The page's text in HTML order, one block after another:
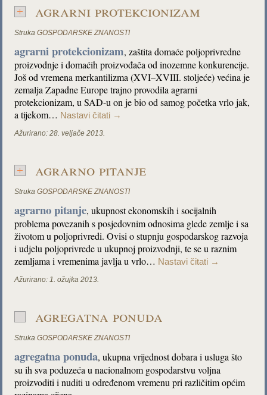
agrarni protekcionizam
Struka GOSPODARSKE ZNANOSTI
agrarni protekcionizam, zaštita domaće poljoprivredne
proizvodnje i domaćih proizvođača od inozemne konkurencije.
Još od vremena merkantilizma (XVI–XVIII. stoljeće) većina je
zemalja Zapadne Europe trajno provodila agrarni
protekcionizam, u SAD-u on je bio od samog početka vrlo jak,
a tijekom… Nastavi čitati →
Ažurirano: 28. veljače 2013.
agrarno pitanje
Struka GOSPODARSKE ZNANOSTI
agrarno pitanje, ukupnost ekonomskih i socijalnih
problema povezanih s posjedovnim odnosima glede zemlje i sa
životom u poljoprivredi. Ovisi o stupnju gospodarskog razvoja
i udjelu poljoprivrede u ukupnoj proizvodnji, te se u raznim
zemljama i vremenima javlja u vrlo… Nastavi čitati →
Ažurirano: 1. ožujka 2013.
agregatna ponuda
Struka GOSPODARSKE ZNANOSTI
agregatna ponuda, ukupna vrijednost dobara i usluga što
su ih sva poduzeća u nacionalnom gospodarstvu voljna
proizvoditi i nuditi u određenom vremenu pri različitim općim